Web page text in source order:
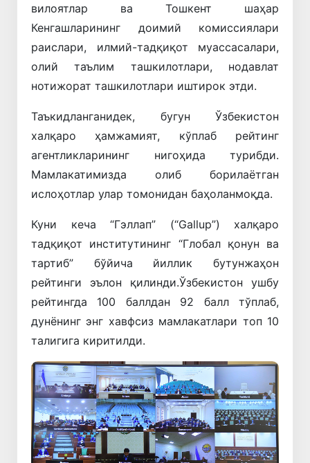
вилоятлар ва Тошкент шаҳар
Кенгашларининг доимий комиссиялари
раислари, илмий-тадқиқот муассасалари,
олий таълим ташкилотлари, нодавлат
нотижорат ташкилотлари иштирок этди.
Таъкидланганидек, бугун Ўзбекистон
халқаро ҳамжамият, кўплаб рейтинг
агентликларининг нигоҳида турибди.
Мамлакатимизда олиб борилаётган
ислоҳотлар улар томонидан баҳоланмоқда.
Куни кеча “Гэллап” (“Gallup”) халқаро
тадқиқот институтининг “Глобал қонун ва
тартиб” бўйича йиллик бутунжаҳон
рейтинги эълон қилинди.Ўзбекистон ушбу
рейтингда 100 баллдан 92 балл тўплаб,
дунёнинг энг хавфсиз мамлакатлари топ 10
талигига киритилди.